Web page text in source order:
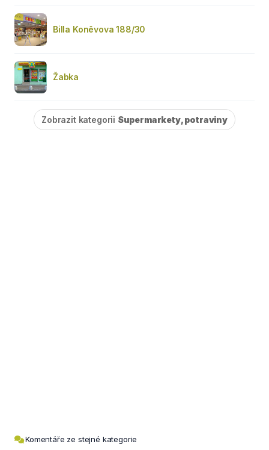
Billa Koněvova 188/30
Žabka
Zobrazit kategorii Supermarkety, potraviny
Komentáře ze stejné kategorie